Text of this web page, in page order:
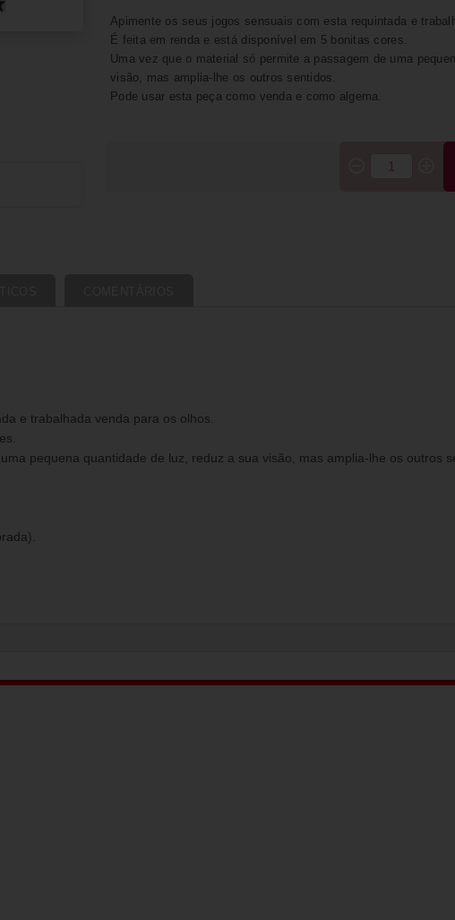
Apimente os seus jogos sensuais com esta requintada e
É feita em renda e está disponível em 5 bonitas cores.
Uma vez que o material só permite a passagem de uma
visão, mas amplia-lhe os outros sentidos.
Pode usar esta peça como venda e como algema.
e trabalhada venda para os olhos.
pequena quantidade de luz, reduz a sua visão, mas amplia-lhe os outros